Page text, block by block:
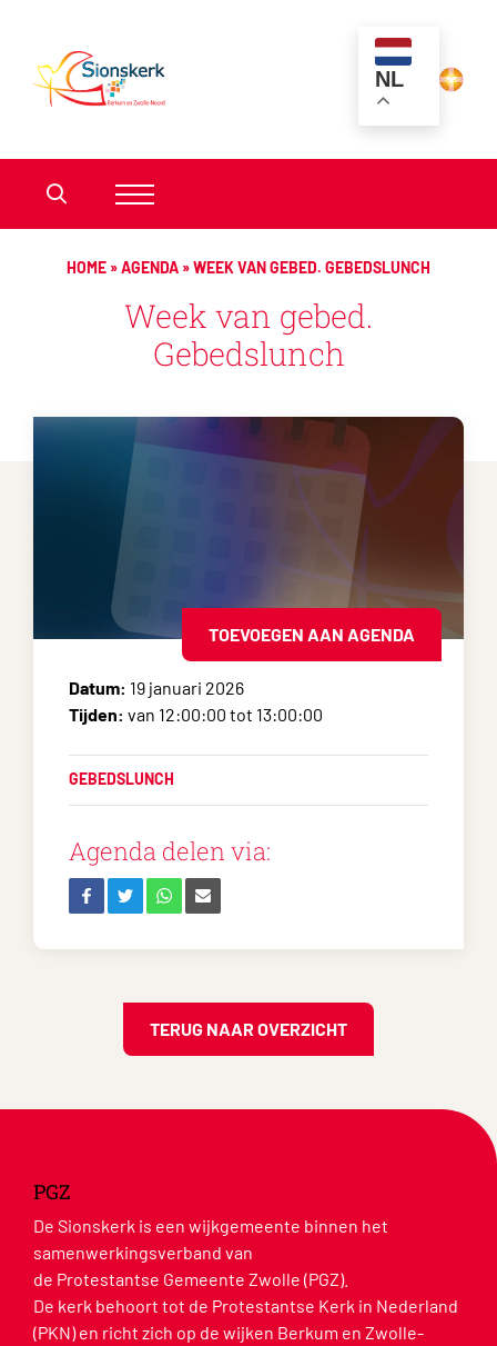
NL
HOME »AGENDA »WEEK VAN GEBED. GEBEDSLUNCH
Week van gebed.
Gebedslunch
TOEVOEGEN AAN AGENDA
Datum: 19 januari 2026
Tijden: van 12:00:00 tot 13:00:00
GEBEDSLUNCH
Agenda delen via:
TERUG NAAR OVERZICHT
PGZ
De Sionskerk is een wijkgemeente binnen het
samenwerkingsverband van
de Protestantse Gemeente Zwolle (PGZ).
De kerk behoort tot de Protestantse Kerk in Nederland
(PKN) en richt zich op de wijken Berkum en Zwolle-